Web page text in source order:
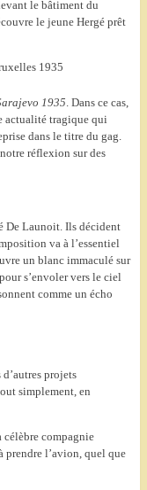
le bâtiment du
le jeune Hergé prêt
1935 . Dans ce cas,
actualité tragique qui
dans le titre du gag.
réflexion sur des
De Launoit. Ils décident
va à l’essentiel
un blanc immaculé sur
s’envoler vers le ciel
comme un écho
projets
simplement, en
compagnie
prendre l’avion, quel que